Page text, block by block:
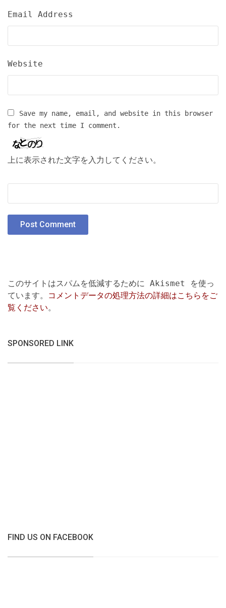
Email Address
Website
Save my name, email, and website in this browser
for the next time I comment.
上に表示された文字を入力してください。
このサイトはスパムを低減するために Akismet を使っ
ています。
コメントデータの処理方法の詳細はこちらをご
覧ください。
SPONSORED LINK
FIND US ON FACEBOOK